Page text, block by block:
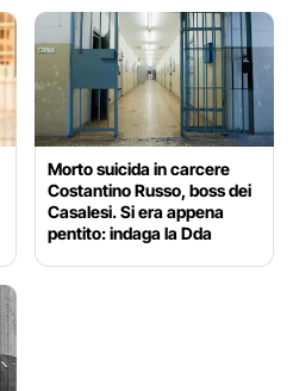
Morto suicida in carcere
Costantino Russo, boss dei
Casalesi. Si era appena
pentito: indaga la Dda